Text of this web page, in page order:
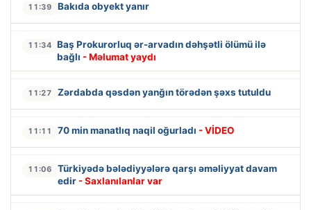
11:39 Bakıda obyekt yanır
11:34 Baş Prokurorluq ər-arvadın dəhşətli ölümü ilə
bağlı - Məlumat yaydı
11:27 Zərdabda qəsdən yanğın törədən şəxs tutuldu
11:11 70 min manatlıq naqil oğurladı - VİDEO
11:06
Türkiyədə bələdiyyələrə qarşı əməliyyat davam
edir - Saxlanılanlar var